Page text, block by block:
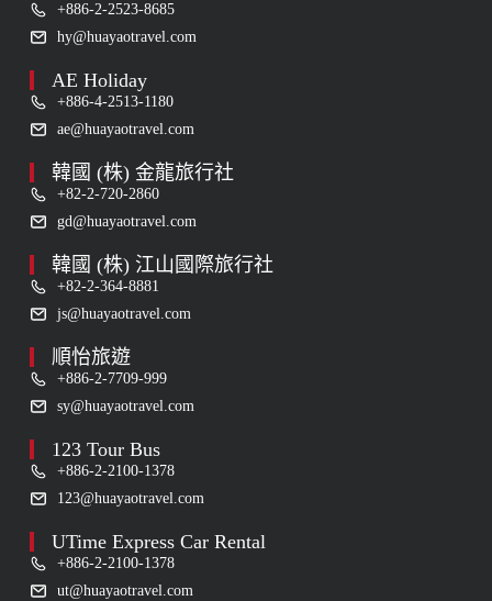
+886-2-2523-8685
hy@huayaotravel.com
AE Holiday
+886-4-2513-1180
ae@huayaotravel.com
韓國 (株) 金龍旅行社
+82-2-720-2860
gd@huayaotravel.com
韓國 (株) 江山國際旅行社
+82-2-364-8881
js@huayaotravel.com
順怡旅遊
+886-2-7709-999
sy@huayaotravel.com
123 Tour Bus
+886-2-2100-1378
123@huayaotravel.com
UTime Express Car Rental
+886-2-2100-1378
ut@huayaotravel.com